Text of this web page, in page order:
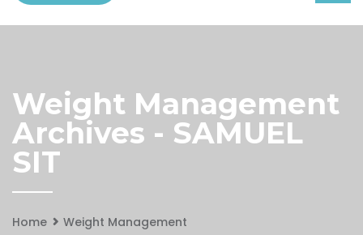
Weight Management
Archives - SAMUEL
SIT
Home Weight Management